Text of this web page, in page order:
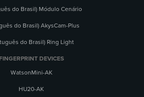
do Brasil) Módulo Cenário
do Brasil) AkysCam-Plus
do Brasil) Ring Light
FINGERPRINT DEVICES
WatsonMini-AK
HU20-AK